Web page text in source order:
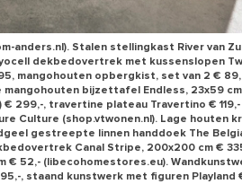
anders.nl). Stalen stellingkast River van
dekbedovertrek met kussenslopen
mangohouten opbergkist, set van 2 €
mangohouten bijzettafel Endless, 23x59
299,-, travertine plateau Travertino €
Culture (shop.vtwonen.nl). Lage houten
gestreepte linnen handdoek The
Canal Stripe, 200x200 cm €
€ 52,- (libecohomestores.eu).
, staand kunstwerk met figuren Playland